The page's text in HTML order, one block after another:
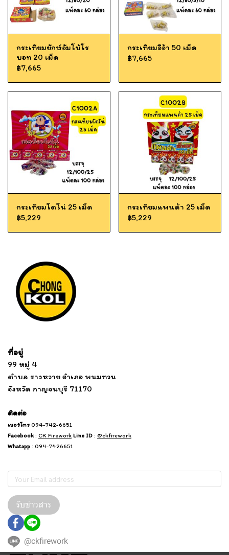
กระเทียมยักษ์จัมโบ้โร
บอท 20 เม็ด
฿7,665
กระเทียมจีจ้า 50 เม็ด
฿7,665
กระเทียมโตโน่ 25 เม็ด
฿5,229
กระเทียมแพนด้า 25 เม็ด
฿5,229
ที่อยู่
99 หมู่ 4
ตำบล รางหวาย อำเภอ พนมทวน
จังหวัด กาญจนบุรี 71170
ติดต่อ
เบอร์โทร 094-742-6651
Facebook: CK Firework Line ID : @ckfirework
Whatapp : 094-7426651
รับข่าวสาร
@ckfirework